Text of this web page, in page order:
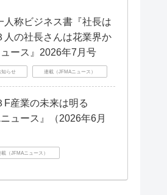
人称ビジネス書『社長は
人の社長さんは花業界か
ース』2026年7月号
知らせ 連載（JFMAニュース）
F産業の未来は明る
ュース』（2026年6月
載（JFMAニュース）